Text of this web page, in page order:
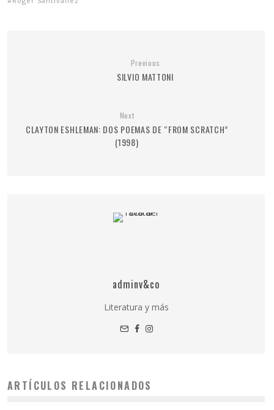
Previous
SILVIO MATTONI
Next
CLAYTON ESHLEMAN: DOS POEMAS DE “FROM SCRATCH”
(1998)
adminv&co
Literatura y más
ARTÍCULOS RELACIONADOS